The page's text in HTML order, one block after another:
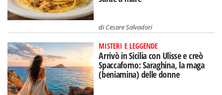
diCesare Salvadori
MISTERI E LEGGENDE
Arrivò in Sicilia con Ulisse e creò
Spaccaforno: Saraghina, la maga
(beniamina) delle donne